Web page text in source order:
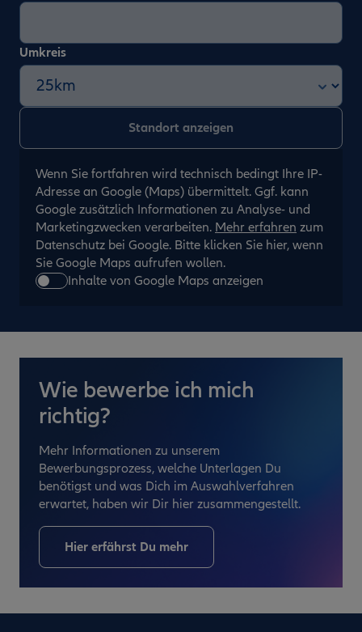
Umkreis
Wenn Sie fortfahren wird technisch bedingt Ihre IP-
Adresse an Google (Maps) übermittelt. Ggf. kann
Google zusätzlich Informationen zu Analyse- und
Marketingzwecken verarbeiten. Mehr erfahren zum
Datenschutz bei Google. Bitte klicken Sie hier, wenn
Sie Google Maps aufrufen wollen.
Inhalte von Google Maps anzeigen
Wie bewerbe ich mich
richtig?
Mehr Informationen zu unserem
Bewerbungsprozess, welche Unterlagen Du
benötigst und was Dich im Auswahlverfahren
erwartet, haben wir Dir hier zusammengestellt.
Hier erfährst Du mehr